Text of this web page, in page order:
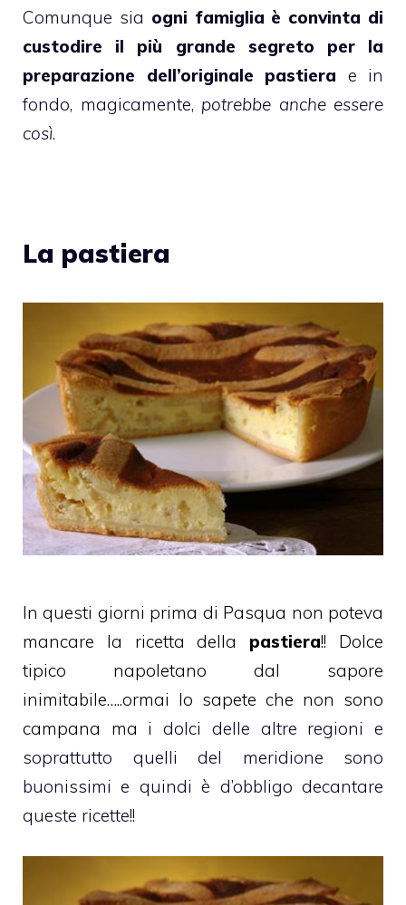
Comunque sia ogni famiglia è convinta di
custodire il più grande segreto per la
preparazione dell’originale pastiera e in
fondo, magicamente, potrebbe anche essere
così.
La pastiera
In questi giorni prima di Pasqua non poteva
mancare la ricetta della pastiera!! Dolce
tipico napoletano dal sapore
inimitabile…..ormai lo sapete che non sono
campana ma i dolci delle altre regioni e
soprattutto quelli del meridione sono
buonissimi e quindi è d’obbligo decantare
queste ricette!!